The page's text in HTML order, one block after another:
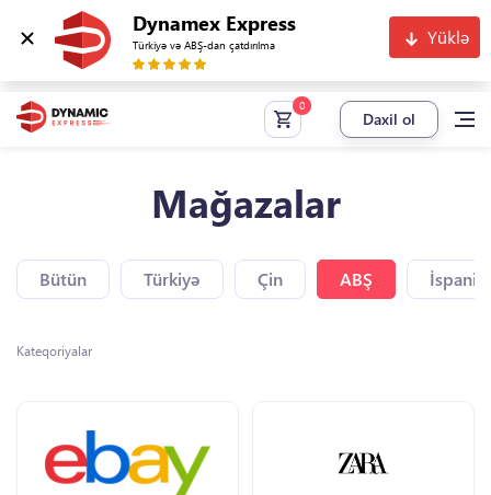
Dynamex Express
Türkiyə və ABŞ-dan çatdırılma Yüklə
Daxil ol
Mağazalar
Bütün Türkiyə Çin ABŞ
Kateqoriyalar